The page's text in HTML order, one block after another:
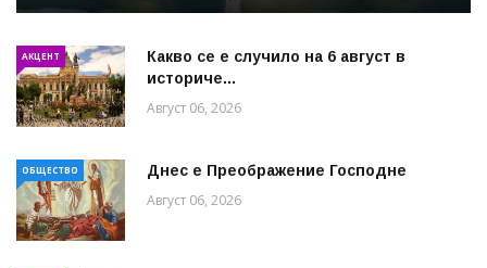
АКЦЕНТ
Какво се е случило на 6 август в
историче...
Август 06, 2026
ОБЩЕСТВО Днес е Преображение Господне
Август 06, 2026